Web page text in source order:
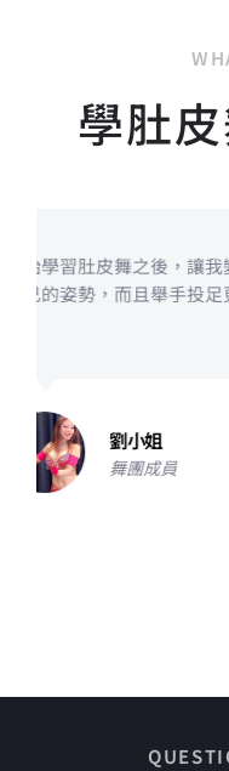
學肚
這是一項會令
動配合華麗的